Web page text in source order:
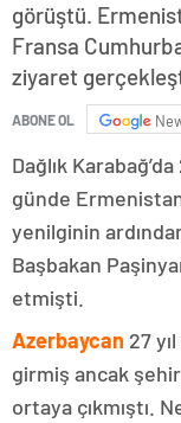
görüştü.
Fransa
ziyaret
ABONE OL
Dağlık
günde
yenilginin
Başbakan
etmişti.
Azerbaycan 27
girmiş ancak
ortaya çıkmıştı.